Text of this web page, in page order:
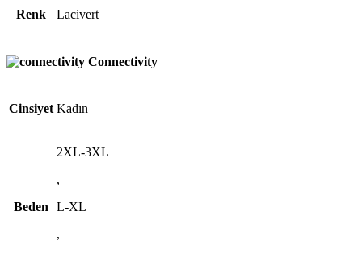
Renk Lacivert
Connectivity
Cinsiyet Kadın
Beden
2XL-3XL
,
L-XL
,